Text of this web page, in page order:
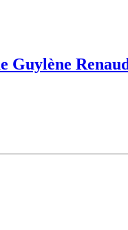
Guylène